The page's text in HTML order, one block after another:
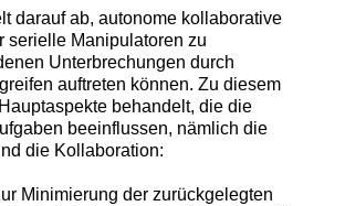
darauf ab, autonome kollaborative
serielle Manipulatoren zu
Unterbrechungen durch
auftreten können. Zu diesem
behandelt, die die
beeinflussen, nämlich die
die Kollaboration:
Minimierung der zurückgelegten